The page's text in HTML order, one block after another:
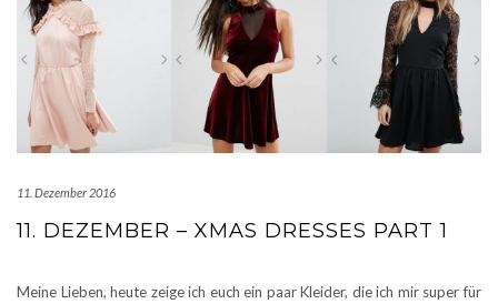
11. Dezember 2016
11. DEZEMBER – XMAS DRESSES PART 1
Meine Lieben, heute zeige ich euch ein paar Kleider, die ich mir super für